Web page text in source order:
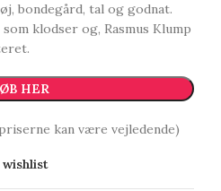
bondegård, tal og godnat.
klodser og, Rasmus Klump
HER
kan være vejledende)